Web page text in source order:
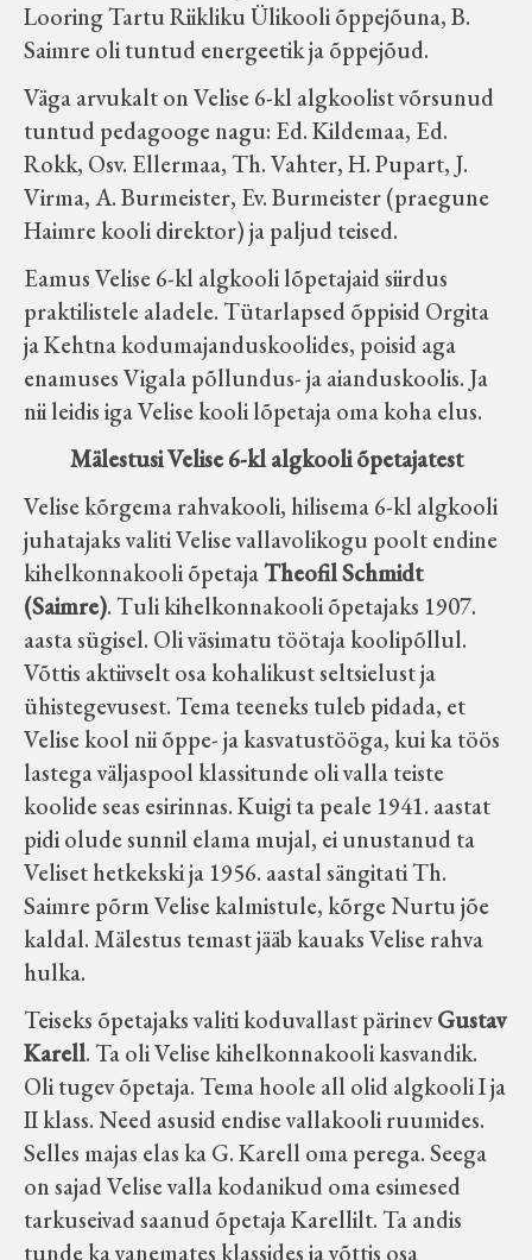
Looring Tartu Riikliku Ülikooli õppejõuna, B.
Saimre oli tuntud energeetik ja õppejõud.
Väga arvukalt on Velise 6-kl algkoolist võrsunud
tuntud pedagooge nagu: Ed. Kildemaa, Ed.
Rokk, Osv. Ellermaa, Th. Vahter, H. Pupart, J.
Virma, A. Burmeister, Ev. Burmeister (praegune
Haimre kooli direktor) ja paljud teised.
Eamus Velise 6-kl algkooli lõpetajaid siirdus
praktilistele aladele. Tütarlapsed õppisid Orgita
ja Kehtna kodumajanduskoolides, poisid aga
enamuses Vigala põllundus- ja aianduskoolis. Ja
nii leidis iga Velise kooli lõpetaja oma koha elus.
Mälestusi Velise 6-kl algkooli õpetajatest
Velise kõrgema rahvakooli, hilisema 6-kl algkooli
juhatajaks valiti Velise vallavolikogu poolt endine
kihelkonnakooli õpetajaTheofil Schmidt
(Saimre). Tuli kihelkonnakooli õpetajaks 1907.
aasta sügisel. Oli väsimatu töötaja koolipõllul.
Võttis aktiivselt osa kohalikust seltsielust ja
ühistegevusest. Tema teeneks tuleb pidada, et
Velise kool nii õppe- ja kasvatustööga, kui ka töös
lastega väljaspool klassitunde oli valla teiste
koolide seas esirinnas. Kuigi ta peale 1941. aastat
pidi olude sunnil elama mujal, ei unustanud ta
Veliset hetkekski ja 1956. aastal sängitati Th.
Saimre põrm Velise kalmistule, kõrge Nurtu jõe
kaldal. Mälestus temast jääb kauaks Velise rahva
hulka.
Teiseks õpetajaks valiti koduvallast pärinevGustav
Karell. Ta oli Velise kihelkonnakooli kasvandik.
Oli tugev õpetaja. Tema hoole all olid algkooli I ja
II klass. Need asusid endise vallakooli ruumides.
Selles majas elas ka G. Karell oma perega. Seega
on sajad Velise valla kodanikud oma esimesed
tarkuseivad saanud õpetaja Karellilt. Ta andis
tunde ka vanemates klassides ja võttis osa